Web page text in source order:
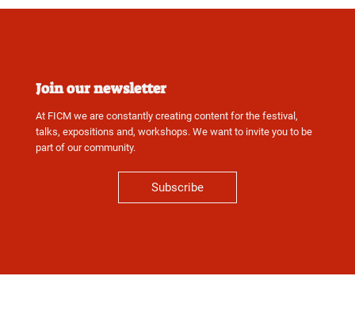
Join our newsletter
At FICM we are constantly creating content for the festival,
talks, expositions and, workshops. We want to invite you to be
part of our community.
Subscribe